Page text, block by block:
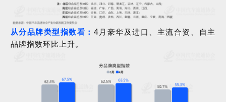
从分品牌类型指数看： 4月豪华及进口、主流合资、自主
品牌指数环比上升。